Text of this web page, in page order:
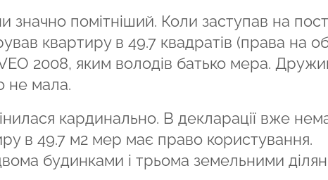
значно помітніший. Коли заступав на пост
квартиру в 49.7 квадратів (права на
2008, яким володів батько мера.
не мала.
кардинально. В декларації вже
в 49.7 м2 мер має право користування.
будинками і трьома земельними